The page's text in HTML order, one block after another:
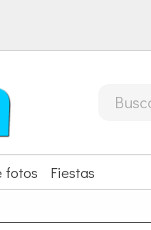
Buscar
por:
fotos Fiestas